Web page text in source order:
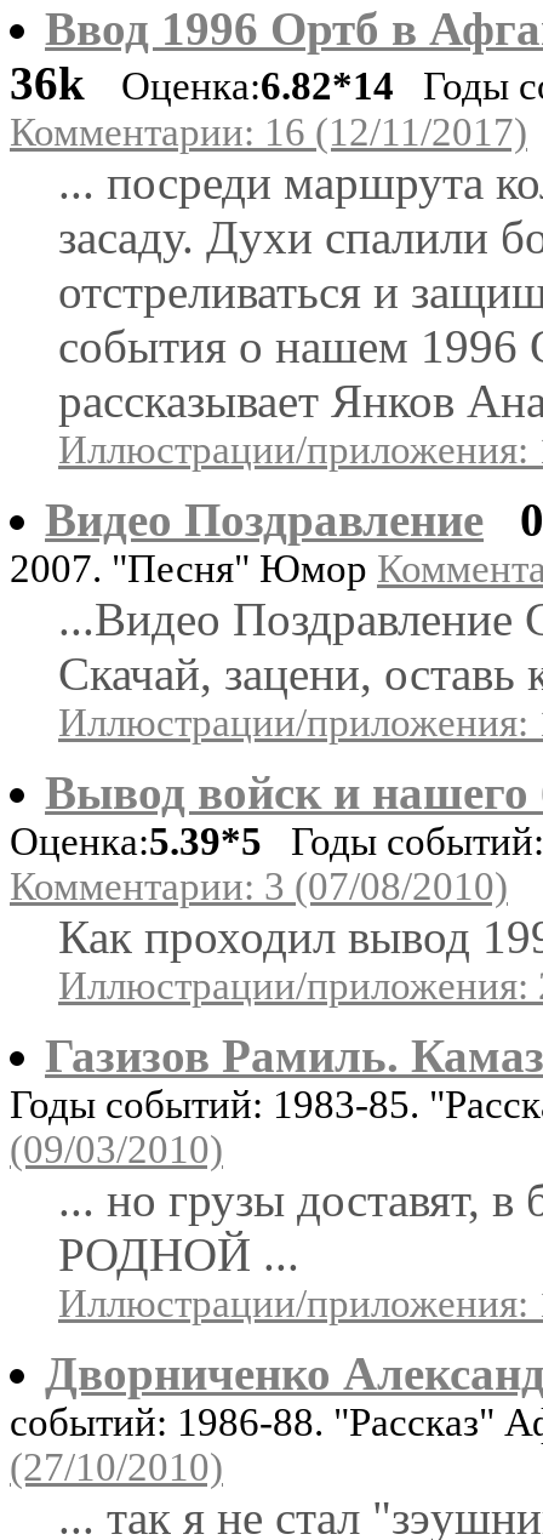
Ввод 1996 Ортб в
36k
Оценка:6.82*14 Годы
Комментарии: 16 (12/11/2017)
... посреди маршрута
засаду. Духи спалили
отстреливаться и
события о нашем 1996
рассказывает Янков
Иллюстрации/приложения:
Видео Поздравление
2007. "Песня" Юмор
...Видео
Скачай, зацени, оставь
Иллюстрации/приложения:
Вывод войск и нашего
Оценка:5.39*5 Годы
Комментарии: 3 (07/08/2010)
Как проходил вывод
Иллюстрации/приложения:
Газизов Рамиль.
Годы событий: 1983-85.
(09/03/2010)
... но грузы доставят, в
РОДНОЙ ...
Иллюстрации/приложения:
Дворниченко
событий: 1986-88. "Рассказ"
(27/10/2010)
... так я не стал